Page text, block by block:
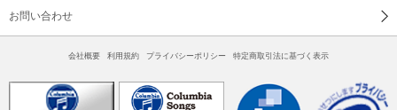
お問い合わせ
会社概要 利用規約 プライバシーポリシー 特定商取引法に基づく表示